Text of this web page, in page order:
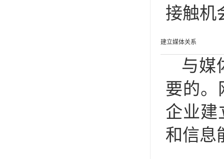
接触机
建立媒体关系
与媒
要的。
企业建
和信息